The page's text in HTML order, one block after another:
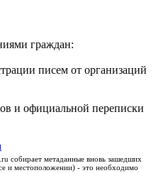
граждан:
писем от организаций
и официальной переписки
собирает метаданные вновь зашедших
и местоположении) - это необходимо